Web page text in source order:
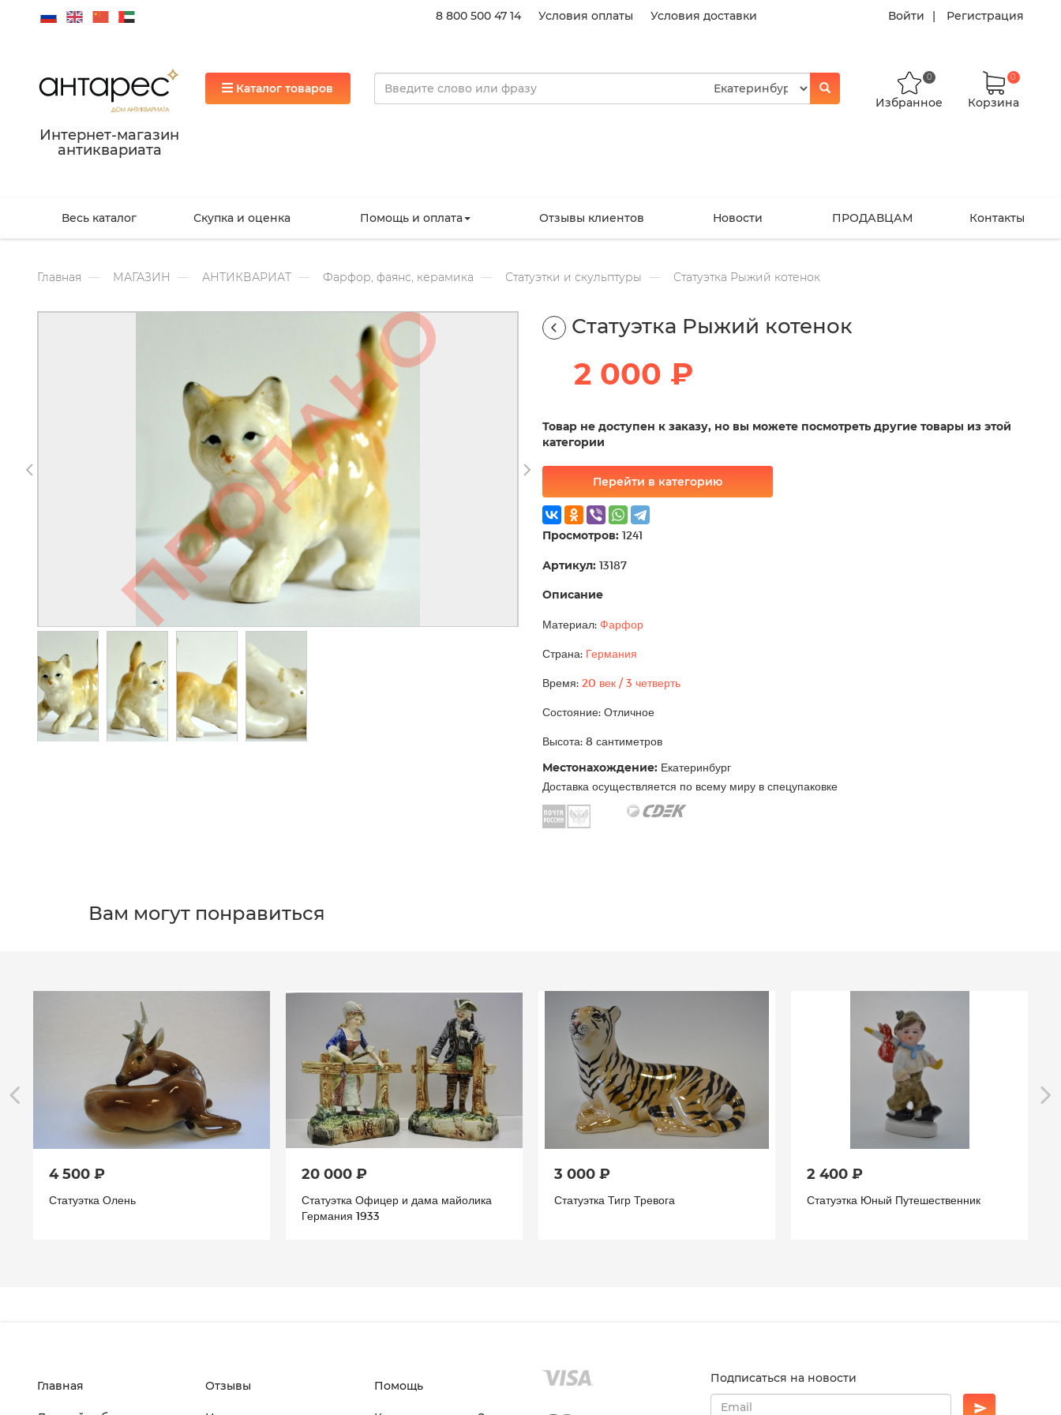
8 800 500 47 14 Условия оплаты Условия доставки Войти Регистрация
Интернет-магазин
антиквариата
Каталог товаров
Избранное
0
Корзина
0
Весь каталог Скупка и оценка Помощь и оплата Отзывы клиентов Новости ПРОДАВЦАМ Контакты
Главная МАГАЗИН АНТИКВАРИАТ Фарфор, фаянс, керамика Статуэтки и скульптуры Статуэтка Рыжий котенок
Статуэтка Рыжий котенок
2 000 ₽
Товар не доступен к заказу, но вы можете посмотреть другие товары из этой
категории
Перейти в категорию
Просмотров: 1241
Артикул: 13187
Описание
Материал: Фарфор
Страна: Германия
Время: 20 век / 3 четверть
Состояние: Отличное
Высота: 8 сантиметров
Местонахождение: Екатеринбург
Доставка осуществляется по всему миру в спецупаковке
Вам могут понравиться
4 500 ₽
Статуэтка Олень
20 000 ₽
Статуэтка Офицер и дама майолика
Германия 1933
3 000 ₽
Статуэтка Тигр Тревога
2 400 ₽
Статуэтка Юный Путешественник
Главная Отзывы Помощь
Подписаться на новости